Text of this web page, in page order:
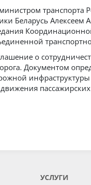
Беларусь
о
Документом
УСЛУГИ